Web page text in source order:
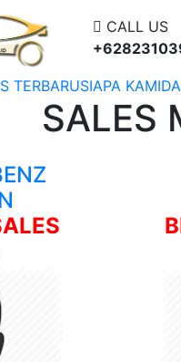
CALL US
TERBARUSIAPA KAMI
SALES